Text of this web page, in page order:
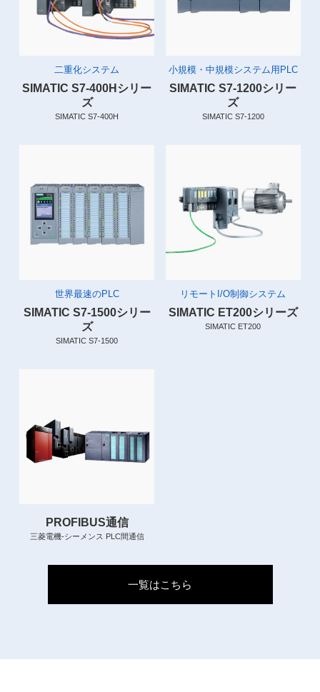
二重化システム
SIMATIC S7-400Hシリー
ズ
SIMATIC S7-400H
小規模・中規模システム用PLC
SIMATIC S7-1200シリー
ズ
SIMATIC S7-1200
世界最速のPLC
SIMATIC S7-1500シリー
ズ
SIMATIC S7-1500
リモートI/O制御システム
SIMATIC ET200シリーズ
SIMATIC ET200
PROFIBUS通信
三菱電機-シーメンス PLC間通信
一覧はこちら